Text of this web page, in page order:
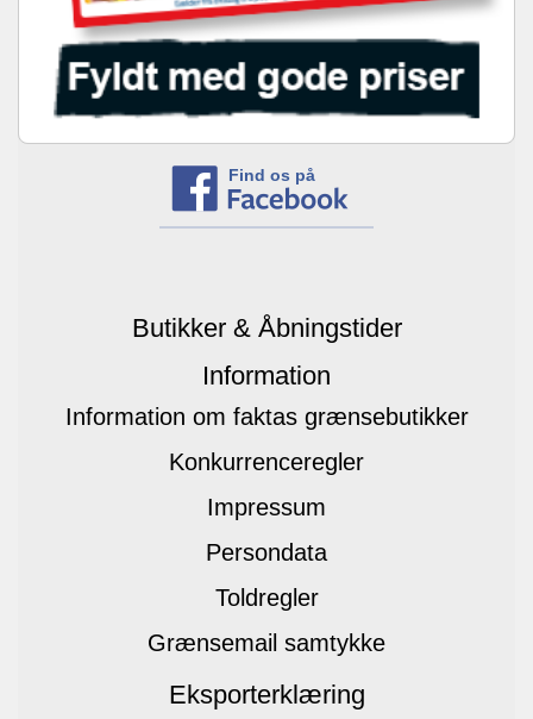
Find os på
Butikker & Åbningstider
Information
Information om faktas grænsebutikker
Konkurrenceregler
Impressum
Persondata
Toldregler
Grænsemail samtykke
Eksporterklæring